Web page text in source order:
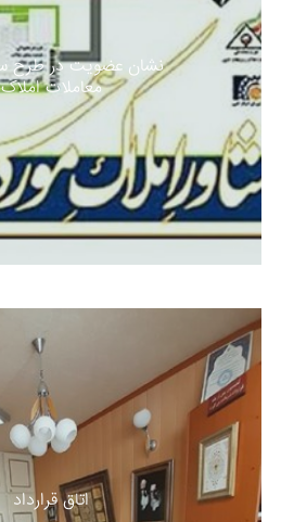
نشان عضویت در طرح
معاملات املاک
اتاق قرارداد